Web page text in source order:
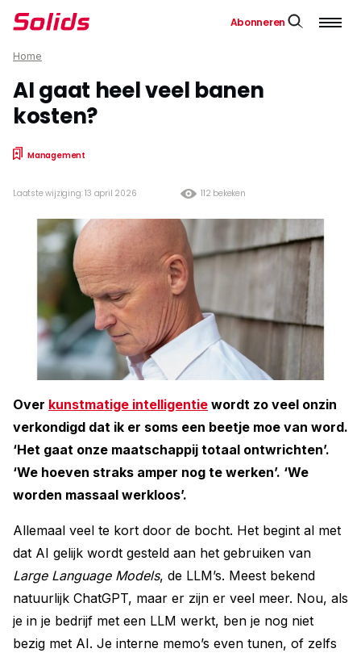
Abonneren
Home
AI gaat heel veel banen
kosten?
Management
112 bekeken
Laatste wijziging: 13 april 2026
Over kunstmatige intelligentie wordt zo veel onzin
verkondigd dat ik er soms een beetje moe van word.
‘Het gaat onze maatschappij totaal ontwrichten’.
‘We hoeven straks amper nog te werken’. ‘We
worden massaal werkloos’.
Allemaal veel te kort door de bocht. Het begint al met
dat AI gelijk wordt gesteld aan het gebruiken van
Large Language Models, de LLM’s. Meest bekend
natuurlijk ChatGPT, maar er zijn er veel meer. Nou, als
je in je bedrijf met een LLM werkt, ben je nog niet
bezig met AI. Je interne memo’s even tunen, of zelfs